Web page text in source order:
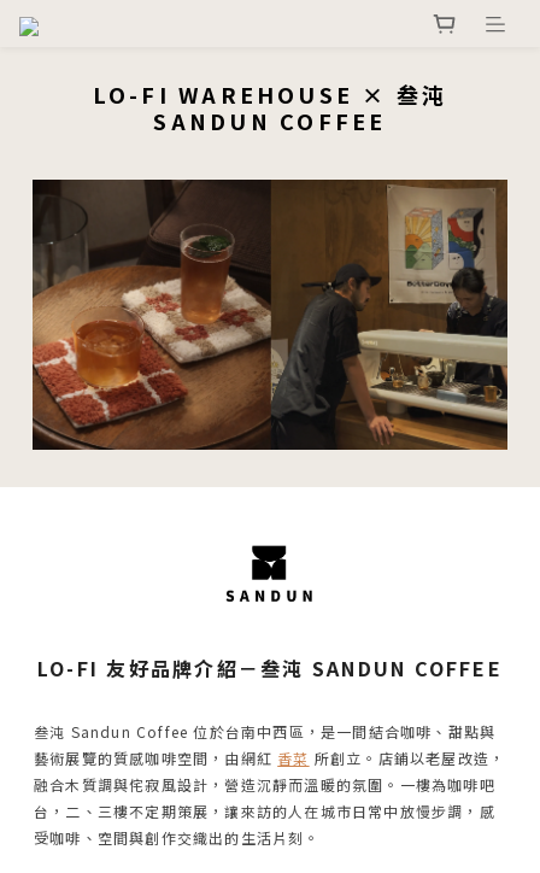
LO-FI WAREHOUSE × 叁沌
SANDUN COFFEE
LO-FI 友好品牌介紹－叁沌 SANDUN COFFEE
叁沌 Sandun Coffee 位於台南中西區，是一間結合咖啡、甜點與
藝術展覽的質感咖啡空間，由網紅 香菜 所創立。店鋪以老屋改造，
融合木質調與侘寂風設計，營造沉靜而溫暖的氛圍。一樓為咖啡吧
台，二、三樓不定期策展，讓來訪的人在城市日常中放慢步調，感
受咖啡、空間與創作交織出的生活片刻。